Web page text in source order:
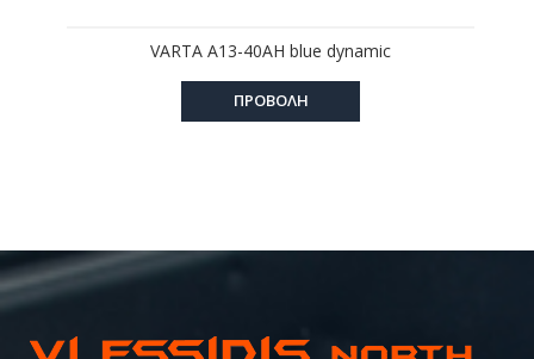
VARTA A13-40AH blue dynamic
ΠΡΟΒΟΛΗ